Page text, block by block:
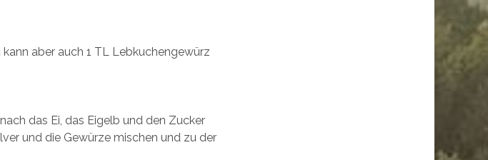
aber auch 1 TL Lebkuchengewürz
das Ei, das Eigelb und den Zucker
und die Gewürze mischen und zu der